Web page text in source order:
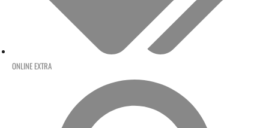
ONLINE EXTRA